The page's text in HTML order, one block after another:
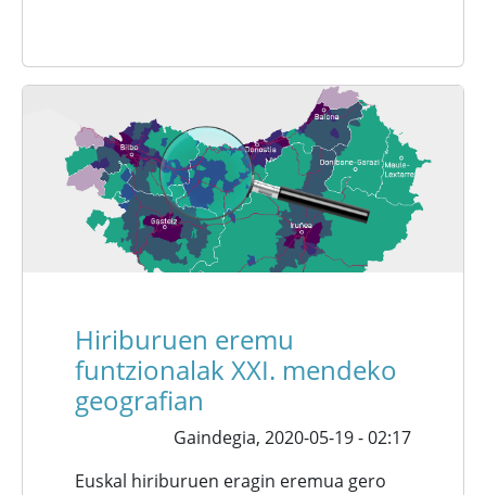
Hiriburuen eremu
funtzionalak XXI. mendeko
geografian
Gaindegia, 2020-05-19 - 02:17
Euskal hiriburuen eragin eremua gero